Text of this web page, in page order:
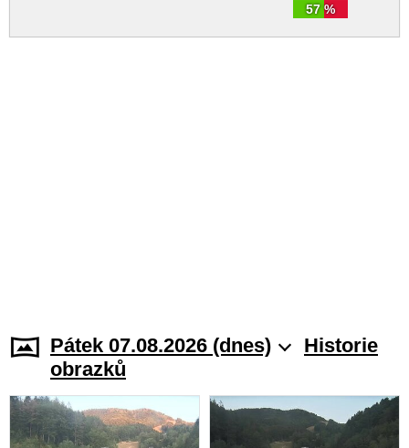
57 %
Pátek 07.08.2026 (dnes)
Historie
obrazků